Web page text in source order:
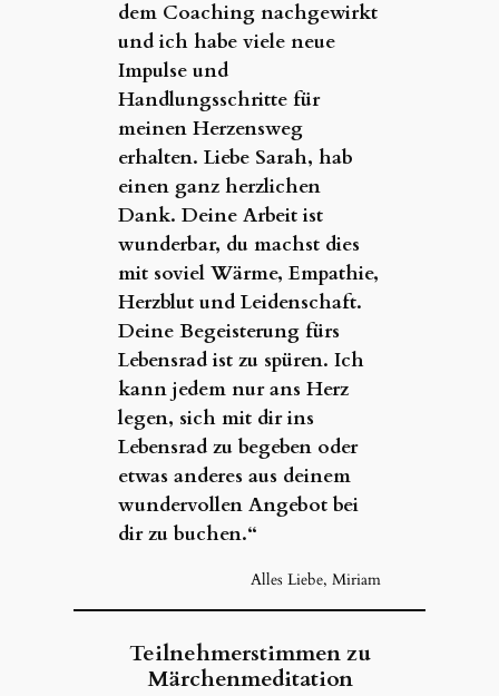
dem Coaching nachgewirkt
und ich habe viele neue
Impulse und
Handlungsschritte für
meinen Herzensweg
erhalten. Liebe Sarah, hab
einen ganz herzlichen
Dank. Deine Arbeit ist
wunderbar, du machst dies
mit soviel Wärme, Empathie,
Herzblut und Leidenschaft.
Deine Begeisterung fürs
Lebensrad ist zu spüren. Ich
kann jedem nur ans Herz
legen, sich mit dir ins
Lebensrad zu begeben oder
etwas anderes aus deinem
wundervollen Angebot bei
dir zu buchen.“
Alles Liebe, Miriam
Teilnehmerstimmen zu
Märchenmeditation